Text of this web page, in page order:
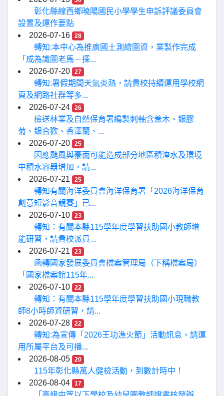
彰化縣線西鄉曉陽國民小學學生申訴評議委員會
設置及運作要點
2026-07-16
28
轉知:本中心為推廣國土測繪圖資，業製作完成
「成為識圖老馬－探...
2026-07-20
27
轉知:暑假期間天氣炎熱，請貴校持續運用學校網
頁及網路社群等多...
2026-07-24
26
檢送林業及自然保育署編製刺軸含羞木、銀膠
菊、銀合歡、香澤蘭、...
2026-07-20
25
因應颱風與豪雨可能造成部分地區積淹水及環境
中積水容器增加，請...
2026-07-21
25
轉知有關海洋委員會海洋保育署「2026海洋保育
創意短影音競賽」已...
2026-07-10
23
轉知：有關本縣115學年度學習扶助國小教師增
能研習，請貴校派員...
2026-07-21
23
函轉國家發展委員會檔案管理局（下稱檔案局）
「國家檔案館115年...
2026-07-10
22
轉知：有關本縣115學年度學習扶助國小現職教
師8小時師資研習，請...
2026-07-28
22
轉知:為宣傳「2026王功漁火節」活動訊息，請運
用所屬平台及可播...
2026-08-05
20
115年彰化縣萬人健檢活動，到數計時中！
2026-08-04
17